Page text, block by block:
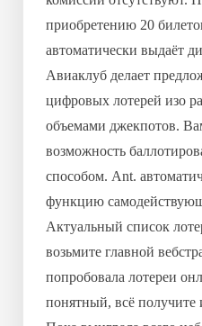
приобретению 20
автоматически выдаёт
Авиаклуб делает
цифровых лотерей изо
объемами джекпотов.
возможность
способом. Ant.
функцию
Актуальный список
возьмите главной
попробовала лотереи
понятный, всё получите